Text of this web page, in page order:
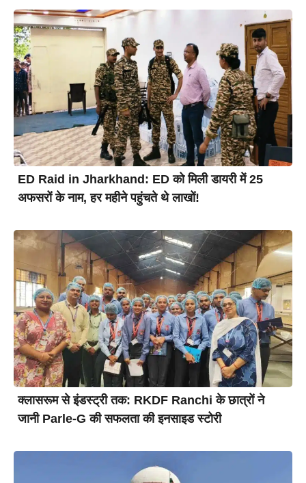
ED Raid in Jharkhand: ED को मिली डायरी में 25
अफसरों के नाम, हर महीने पहुंचते थे लाखों!
क्लासरूम से इंडस्ट्री तक: RKDF Ranchi के छात्रों ने
जानी Parle-G की सफलता की इनसाइड स्टोरी